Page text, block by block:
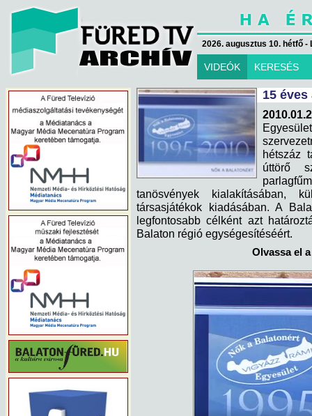
2026. augusztus 10. hétfő -
VIDEÓK KERESÉS
15
hétszáz
úttörő
tanösvények kialakításában,
társasjátékok kiadásában. A
legfontosabb célként azt
Balaton régió egységesítéséért.
Olvassa el